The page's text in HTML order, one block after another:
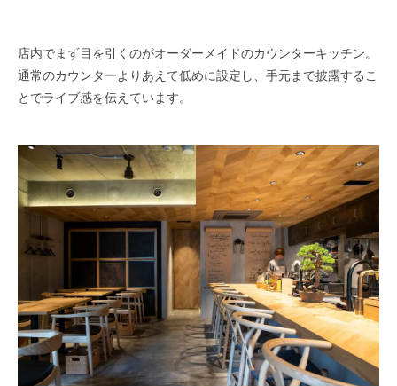
店内でまず目を引くのがオーダーメイドのカウンターキッチン。
通常のカウンターよりあえて低めに設定し、手元まで披露するこ
とでライブ感を伝えています。